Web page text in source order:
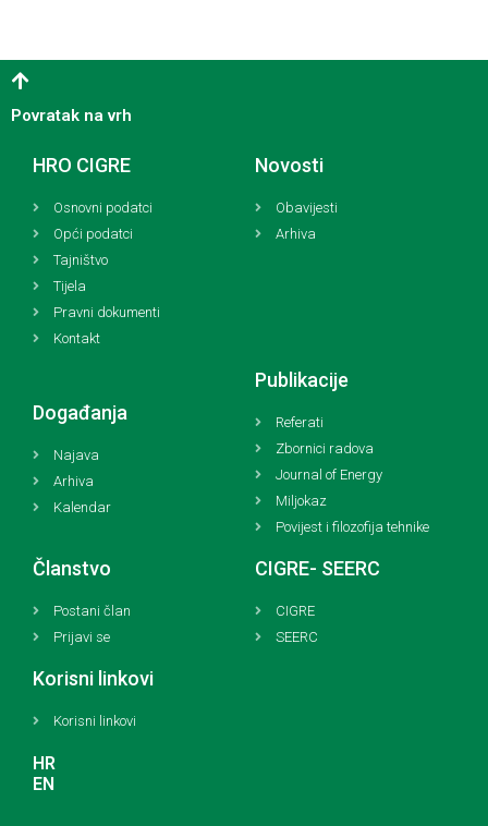
Povratak na vrh
HRO CIGRE
Osnovni podatci
Opći podatci
Tajništvo
Tijela
Pravni dokumenti
Kontakt
Novosti
Obavijesti
Arhiva
Događanja
Najava
Arhiva
Kalendar
Publikacije
Referati
Zbornici radova
Journal of Energy
Miljokaz
Povijest i filozofija tehnike
Članstvo
Postani član
Prijavi se
CIGRE- SEERC
CIGRE
SEERC
Korisni linkovi
Korisni linkovi
HR
EN